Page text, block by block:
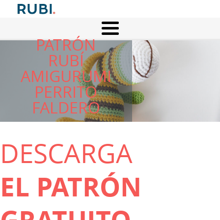
PATRÓN
RUBÍ
AMIGURUMI
PERRITO
FALDERO
DESCARGA
EL PATRÓN